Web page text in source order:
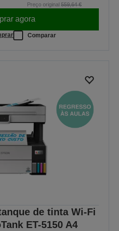
Preço original 559,64 €
agora
Comparar
de tinta Wi-Fi
ET-5150 A4